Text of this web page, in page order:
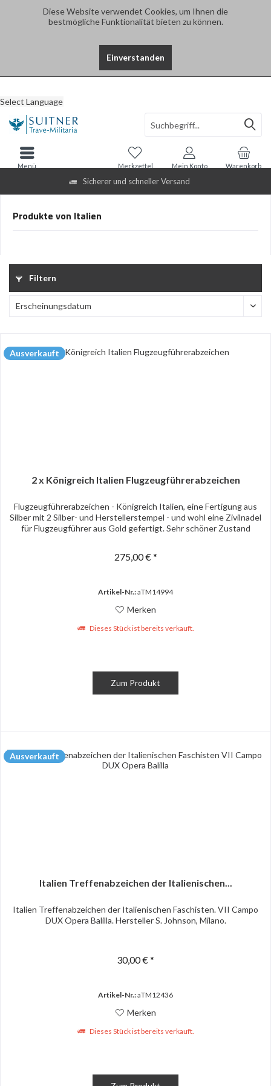
Diese Website verwendet Cookies, um Ihnen die
bestmögliche Funktionalität bieten zu können.
Einverstanden
Sicherer und schneller Versand
Select Language
Warenkorb
Merkzettel Mein Konto
Menü
Produkte von Italien
Filtern
Ausverkauft
2 x Königreich Italien Flugzeugführerabzeichen
Flugzeugführerabzeichen - Königreich Italien, eine Fertigung aus
Silber mit 2 Silber- und Herstellerstempel - und wohl eine Zivilnadel
für Flugzeugführer aus Gold gefertigt. Sehr schöner Zustand
275,00 € *
Artikel-Nr.:aTM14994
Merken
Dieses Stück ist bereits verkauft.
Zum Produkt
Ausverkauft
Italien Treffenabzeichen der Italienischen...
Italien Treffenabzeichen der Italienischen Faschisten. VII Campo
DUX Opera Balilla. Hersteller S. Johnson, Milano.
30,00 € *
Artikel-Nr.:aTM12436
Merken
Dieses Stück ist bereits verkauft.